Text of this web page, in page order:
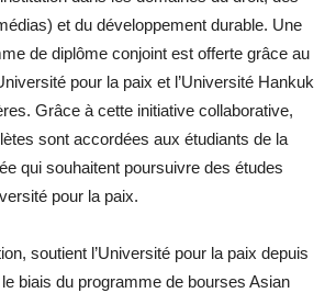
et du développement durable. Une
de diplôme conjoint est offerte grâce au
pour la paix et l’Université Hankuk
Grâce à cette initiative collaborative,
sont accordées aux étudiants de la
qui souhaitent poursuivre des études
pour la paix.
soutient l’Université pour la paix depuis
biais du programme de bourses Asian